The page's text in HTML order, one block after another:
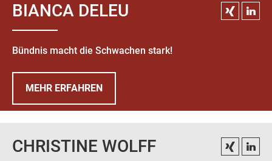
BIANCA DELEU
Bündnis macht die Schwachen stark!
MEHR ERFAHREN
CHRISTINE WOLFF